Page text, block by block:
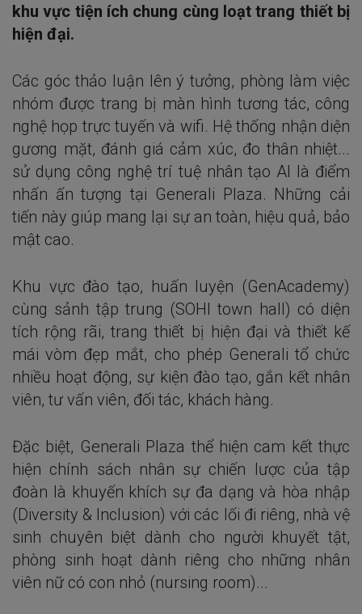
khu vực tiện ích chung cùng loạt trang thiết bị
hiện đại.
Các góc thảo luận lên ý tưởng, phòng làm việc
nhóm được trang bị màn hình tương tác, công
nghệ họp trực tuyến và wifi. Hệ thống nhận diện
gương mặt, đánh giá cảm xúc, đo thân nhiệt...
sử dụng công nghệ trí tuệ nhân tạo AI là điểm
nhấn ấn tượng tại Generali Plaza. Những cải
tiến này giúp mang lại sự an toàn, hiệu quả, bảo
mật cao.
Khu vực đào tạo, huấn luyện (GenAcademy)
cùng sảnh tập trung (SOHI town hall) có diện
tích rộng rãi, trang thiết bị hiện đại và thiết kế
mái vòm đẹp mắt, cho phép Generali tổ chức
nhiều hoạt động, sự kiện đào tạo, gắn kết nhân
viên, tư vấn viên, đối tác, khách hàng.
Đặc biệt, Generali Plaza thể hiện cam kết thực
hiện chính sách nhân sự chiến lược của tập
đoàn là khuyến khích sự đa dạng và hòa nhập
(Diversity & Inclusion) với các lối đi riêng, nhà vệ
sinh chuyên biệt dành cho người khuyết tật,
phòng sinh hoạt dành riêng cho những nhân
viên nữ có con nhỏ (nursing room)...